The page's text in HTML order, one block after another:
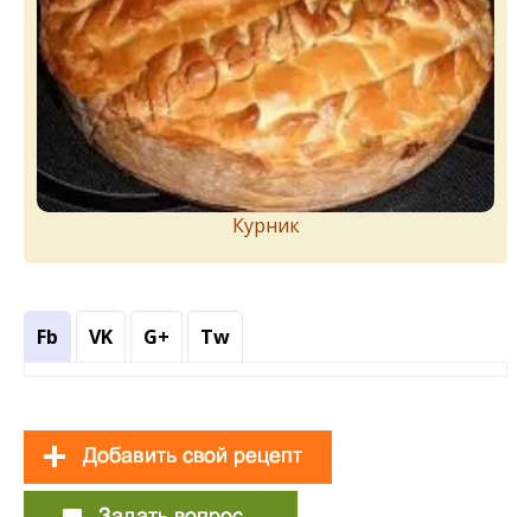
Курник
Fb VK G+ Tw